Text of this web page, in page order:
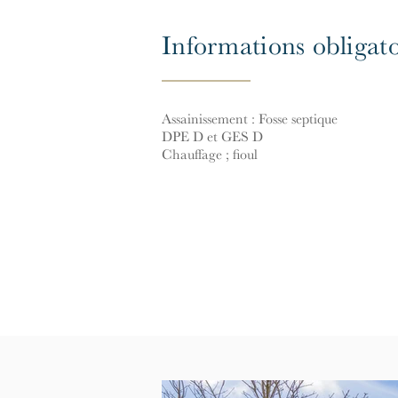
Informations
Assainissement : Fosse septique
DPE D et GES D
Chauffage ; fioul